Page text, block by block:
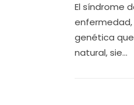
El síndrome
enfermedad,
genética
natural, sie...